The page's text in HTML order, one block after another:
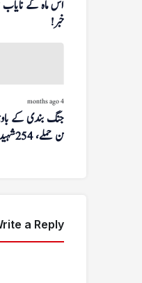
اس ماہ کے
خبر!
4 months ago
جنگ بندی کے
کن حملے، 254 شہید
a Reply